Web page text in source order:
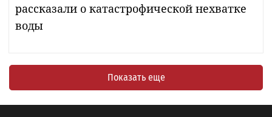
рассказали о катастрофической нехватке
воды
Показать еще